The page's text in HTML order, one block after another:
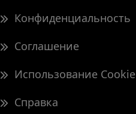
Конфиденциальность
Соглашение
Использование Cookie
Справка